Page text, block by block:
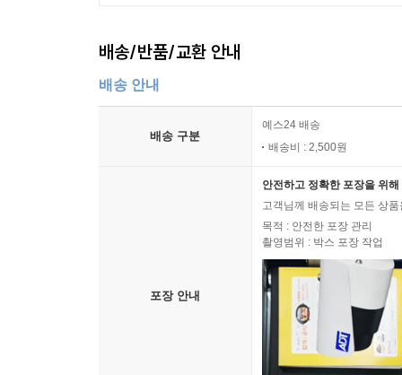
배송/반품/교환 안내
배송 안내
배송 구분
예스24 배송
배송비 : 2,500원
포장 안내
안전하고 정확한 포장을 위
고객님께 배송되는 모든 상
목적 : 안전한 포장 관리
촬영범위 : 박스 포장 작업